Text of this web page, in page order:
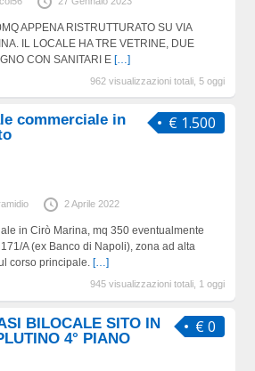
APPENA RISTRUTTURATO SU VIA
IL LOCALE HA TRE VETRINE, DUE
CON SANITARI E […]
962 visualizzazioni totali, 5 oggi
€ 1.500
commerciale in
2 Aprile 2022
in Cirò Marina, mq 350 eventualmente
A (ex Banco di Napoli), zona ad alta
corso principale. […]
945 visualizzazioni totali, 1 oggi
€ 0
BILOCALE SITO IN
4° PIANO